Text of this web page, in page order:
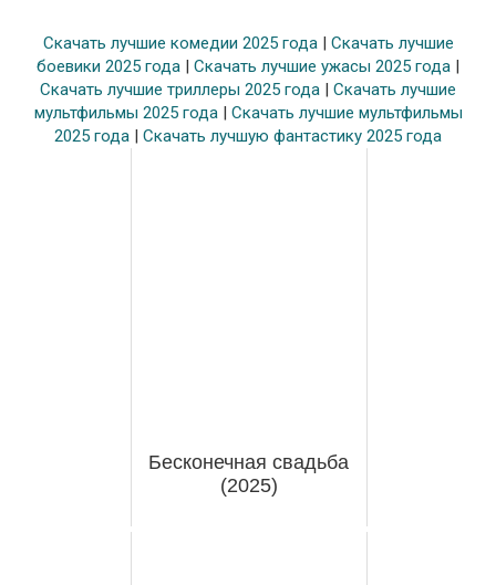
Скачать лучшие комедии 2025 года| Скачать лучшие
боевики 2025 года
Скачать лучшие ужасы 2025 года
Скачать лучшие триллеры 2025 года
Скачать лучшие
мультфильмы 2025 года| Скачать лучшие мультфильмы
2025 года
Скачать лучшую фантастику 2025 года
Бесконечная свадьба
(2025)